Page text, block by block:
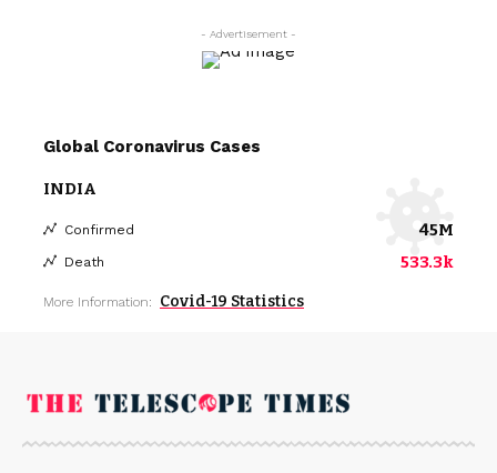
- Advertisement -
Global Coronavirus Cases
INDIA
Confirmed 45M
Death 533.3k
More Information: Covid-19 Statistics